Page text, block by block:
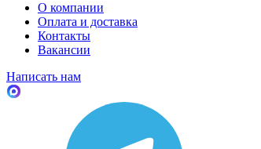
О компании
Оплата и доставка
Контакты
Вакансии
Написать нам